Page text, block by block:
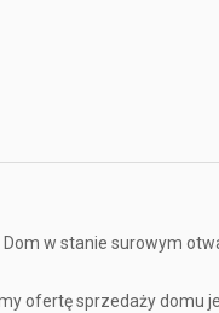
Dom w stanie surowym
ofertę sprzedaży domu